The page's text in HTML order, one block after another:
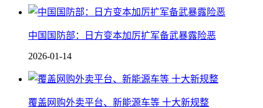
中国国防部：日方变本加厉扩军备武暴露险恶
2026-01-14
覆盖网购外卖平台、新能源车等 十大新规整